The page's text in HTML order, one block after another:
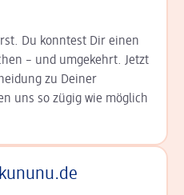
Du konntest Dir einen
– und umgekehrt. Jetzt
zu Deiner
uns so zügig wie möglich